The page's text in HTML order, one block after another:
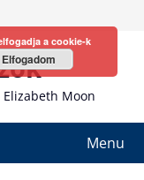
Moon
Menu
a cookie-k
Elfogadom